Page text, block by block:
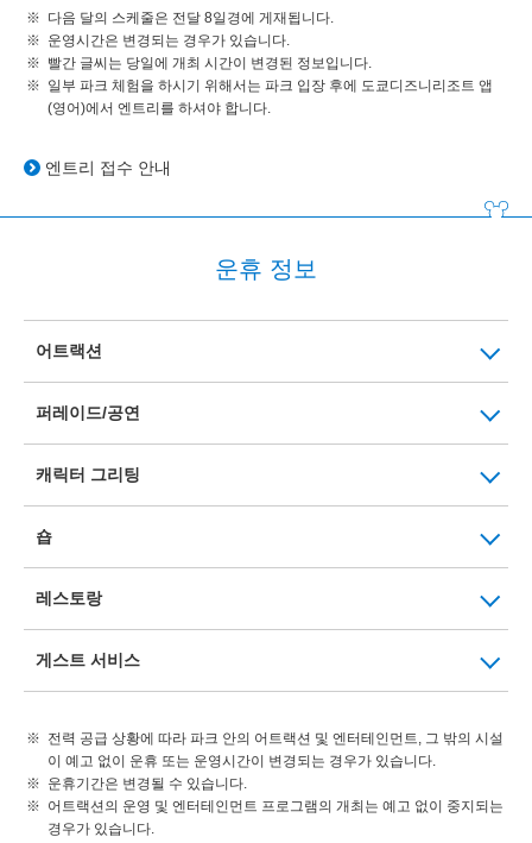
다음 달의 스케줄은 전달 8일경에 게재됩니다.
운영시간은 변경되는 경우가 있습니다.
빨간 글씨는 당일에 개최 시간이 변경된 정보입니다.
일부 파크 체험을 하시기 위해서는 파크 입장 후에 도쿄디즈니리조트 앱
(영어)에서 엔트리를 하셔야 합니다.
엔트리 접수 안내
운휴 정보
어트랙션
퍼레이드/공연
캐릭터 그리팅
숍
레스토랑
게스트 서비스
전력 공급 상황에 따라 파크 안의 어트랙션 및 엔터테인먼트, 그 밖의 시설
이 예고 없이 운휴 또는 운영시간이 변경되는 경우가 있습니다.
운휴기간은 변경될 수 있습니다.
어트랙션의 운영 및 엔터테인먼트 프로그램의 개최는 예고 없이 중지되는
경우가 있습니다.